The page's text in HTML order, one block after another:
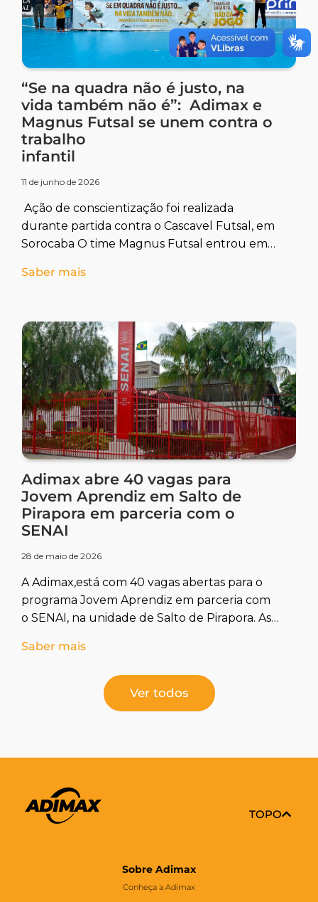
“Se na quadra não é justo, na
vida também não é”: Adimax e
Magnus Futsal se unem contra o
trabalho
infantil
11 de junho de 2026
Ação de conscientização foi realizada
durante partida contra o Cascavel Futsal, em
Sorocaba O time Magnus Futsal entrou em
Saber mais
Adimax abre 40 vagas para
Jovem Aprendiz em Salto de
Pirapora em parceria com o
SENAI
28 de maio de 2026
A Adimax,está com 40 vagas abertas para o
programa Jovem Aprendiz em parceria com
o SENAI, na unidade de Salto de Pirapora. As
pessoas com deficiência ou reabilitados.
Saber mais
Ver todos
TOPO
Sobre Adimax
Conheça a Adimax